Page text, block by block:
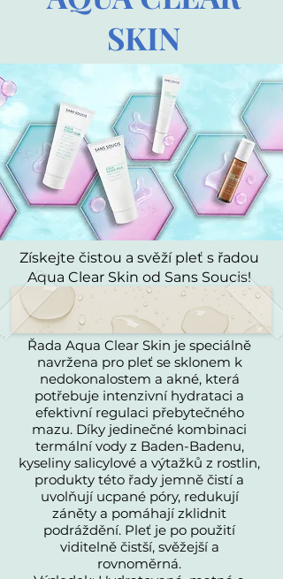
SKIN
Získejte čistou a svěží pleť s řadou
Aqua Clear Skin od Sans Soucis!
Řada Aqua Clear Skin je speciálně
navržena pro pleť se sklonem k
nedokonalostem a akné, která
potřebuje intenzivní hydrataci a
efektivní regulaci přebytečného
mazu. Díky jedinečné kombinaci
termální vody z Baden-Badenu,
kyseliny salicylové a výtažků z rostlin,
produkty této řady jemně čistí a
uvolňují ucpané póry, redukují
záněty a pomáhají zklidnit
podráždění. Pleť je po použití
viditelně čistší, svěžejší a
rovnoměrná.